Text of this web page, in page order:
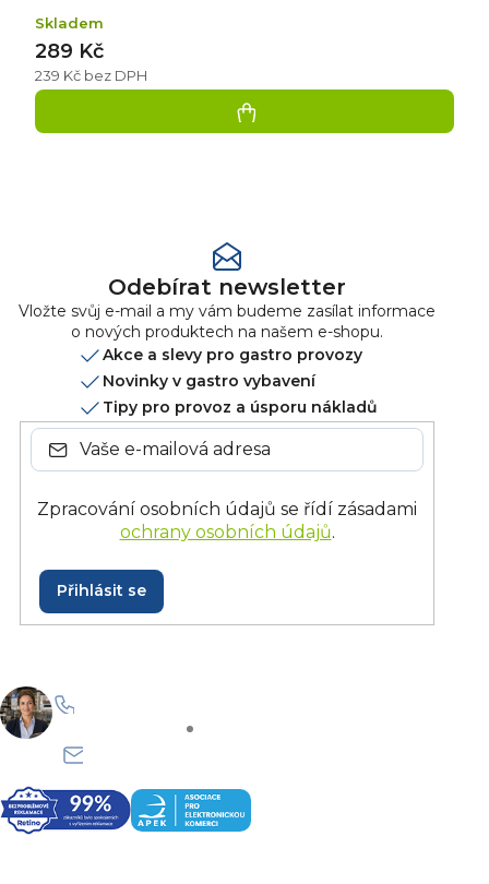
Skladem
239 Kč bez DPH
289 Kč
Odebírat newsletter
Vložte svůj e-mail a my vám budeme zasílat informace
o nových produktech na našem e-shopu.
Akce a slevy pro gastro provozy
Novinky v gastro vybavení
Tipy pro provoz a úsporu nákladů
Zpracování osobních údajů se řídí zásadami
ochrany osobních údajů.
Přihlásit se